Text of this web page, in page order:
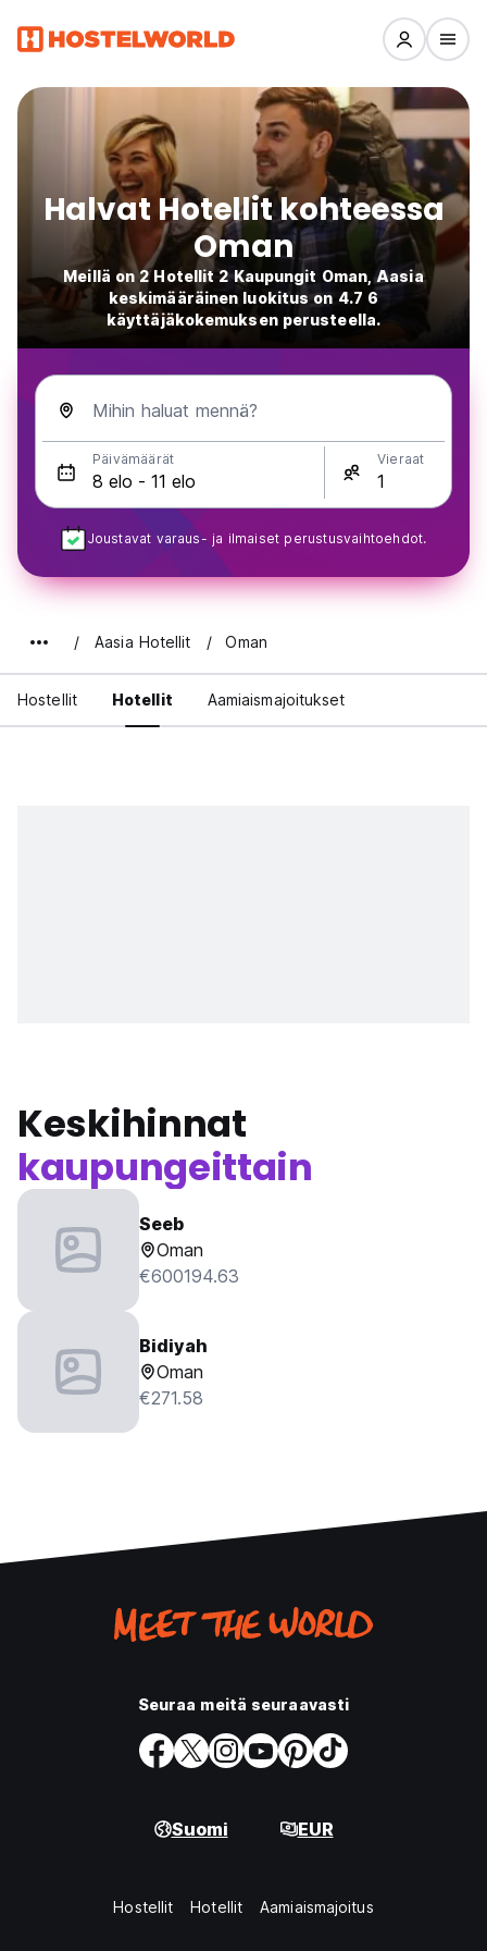
Halvat Hotellit kohteessa
Oman
Meillä on 2 Hotellit 2 Kaupungit Oman, Aasia
keskimääräinen luokitus on 4.7 6
käyttäjäkokemuksen perusteella.
Mihin haluat mennä?
Päivämäärät Vieraat
Joustavat varaus- ja ilmaiset perustusvaihtoehdot.
Aasia Hotellit Oman
Hostellit Hotellit Aamiaismajoitukset
Keskihinnat
kaupungeittain
Seeb
Oman
€600194.63
Bidiyah
Oman
€271.58
Seuraa meitä seuraavasti
Suomi EUR
Hostellit Hotellit Aamiaismajoitus